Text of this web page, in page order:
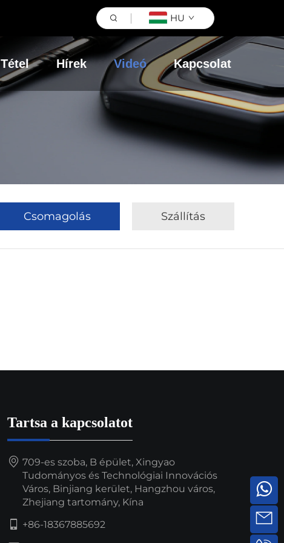
HU
Tétel Hírek Videó Kapcsolat
Csomagolás Szállítás
Tartsa a kapcsolatot
709-es szoba, B épület, Xingyao
Tudományos és Technológiai Innovációs
Város, Binjiang kerület, Hangzhou város,
Zhejiang tartomány, Kína
+86-18367885692